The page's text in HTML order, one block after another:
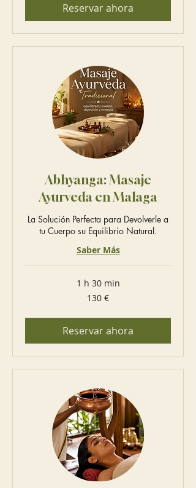
Reservar ahora
Abhyanga: Masaje
Ayurveda en Malaga
La Solución Perfecta para Devolverle a
tu Cuerpo su Equilibrio Natural.
Saber Más
1 h 30 min
130 €
Reservar ahora